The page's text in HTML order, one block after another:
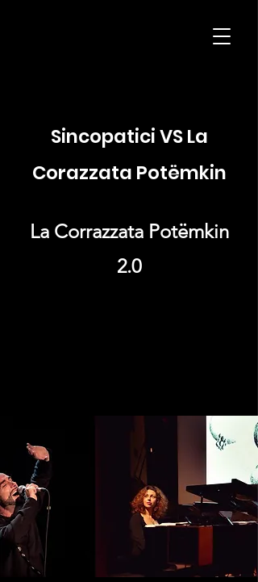
Sincopatici VSLa
Corazzata Potëmkin
La Corrazzata Potëmkin
2.0